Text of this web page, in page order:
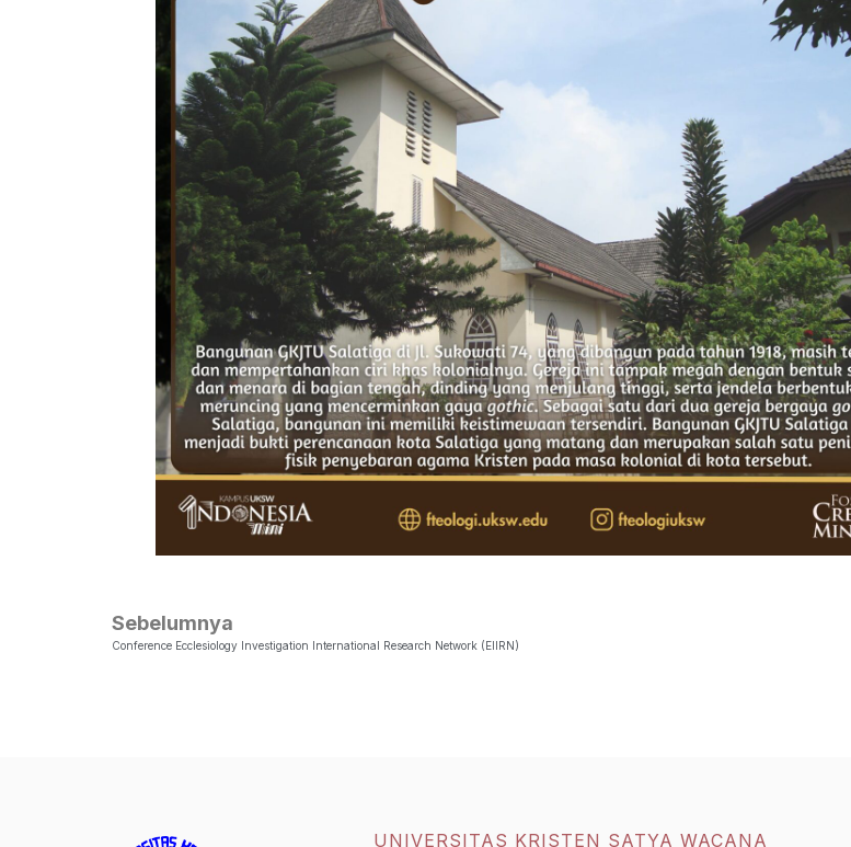
Sebelumnya
Conference Ecclesiology Investigation International Research Network (EIIRN)
UNIVERSITAS KRISTEN SATYA WACANA